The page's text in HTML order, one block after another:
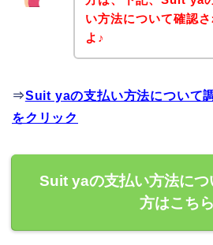
い方法について確認
よ♪
⇒Suit yaの支払い方法について
をクリック
Suit yaの支払い方法につ
方はこちら